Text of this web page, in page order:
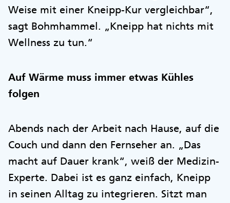
Weise mit einer Kneipp-Kur vergleichbar“,
sagt Bohmhammel. „Kneipp hat nichts mit
Wellness zu tun.“
Auf Wärme muss immer etwas Kühles
folgen
Abends nach der Arbeit nach Hause, auf die
Couch und dann den Fernseher an. „Das
macht auf Dauer krank“, weiß der Medizin-
Experte. Dabei ist es ganz einfach, Kneipp
in seinen Alltag zu integrieren. Sitzt man